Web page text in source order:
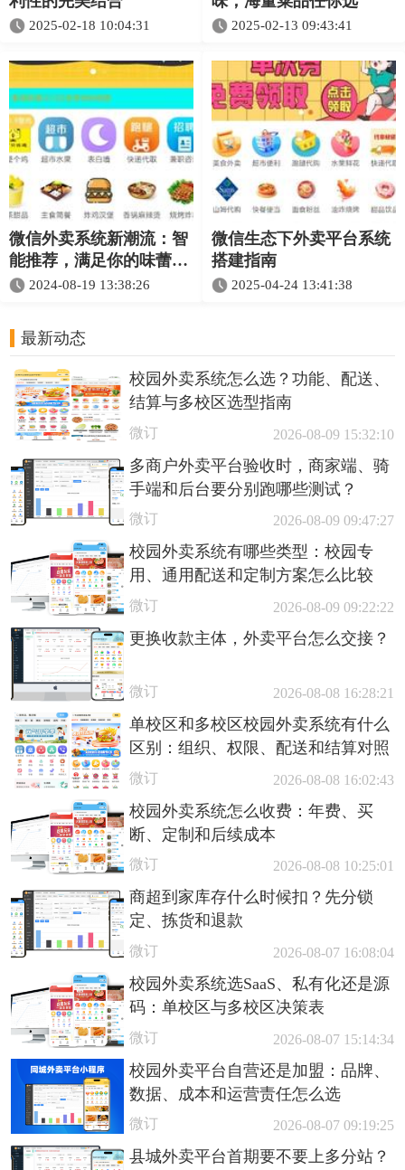
2025-02-18 10:04:31 2025-02-13 09:43:41
微信外卖系统新潮流：智
能推荐，满足你的味蕾需
求 2024-08-19 13:38:26
微信生态下外卖平台系统
搭建指南​​
2025-04-24 13:41:38
最新动态
校园外卖系统怎么选？功能、配送、
结算与多校区选型指南
微订 2026-08-09 15:32:10
多商户外卖平台验收时，商家端、骑
手端和后台要分别跑哪些测试？
微订 2026-08-09 09:47:27
校园外卖系统有哪些类型：校园专
用、通用配送和定制方案怎么比较
微订 2026-08-09 09:22:22
更换收款主体，外卖平台怎么交接？
微订 2026-08-08 16:28:21
单校区和多校区校园外卖系统有什么
区别：组织、权限、配送和结算对照
微订 2026-08-08 16:02:43
校园外卖系统怎么收费：年费、买
断、定制和后续成本
微订 2026-08-08 10:25:01
商超到家库存什么时候扣？先分锁
定、拣货和退款
微订 2026-08-07 16:08:04
校园外卖系统选SaaS、私有化还是源
码：单校区与多校区决策表
微订 2026-08-07 15:14:34
校园外卖平台自营还是加盟：品牌、
数据、成本和运营责任怎么选
微订 2026-08-07 09:19:25
县城外卖平台首期要不要上多分站？